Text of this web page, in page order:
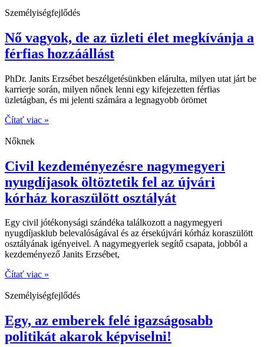
Személyiségfejlődés
Nő vagyok, de az üzleti élet megkívánja a
férfias hozzáállást
PhDr. Janits Erzsébet beszélgetésünkben elárulta, milyen utat járt be
karrierje során, milyen nőnek lenni egy kifejezetten férfias
üzletágban, és mi jelenti számára a legnagyobb örömet
Čítať viac »
Nőknek
Civil kezdeményezésre nagymegyeri
nyugdíjasok öltöztetik fel az újvári
kórház koraszülött osztályát
Egy civil jótékonysági szándéka találkozott a nagymegyeri
nyugdíjasklub belevalóságával és az érsekújvári kórház koraszülött
osztályának igényeivel. A nagymegyeriek segítő csapata, jobból a
kezdeményező Janits Erzsébet,
Čítať viac »
Személyiségfejlődés
Egy, az emberek felé igazságosabb
politikát akarok képviselni!